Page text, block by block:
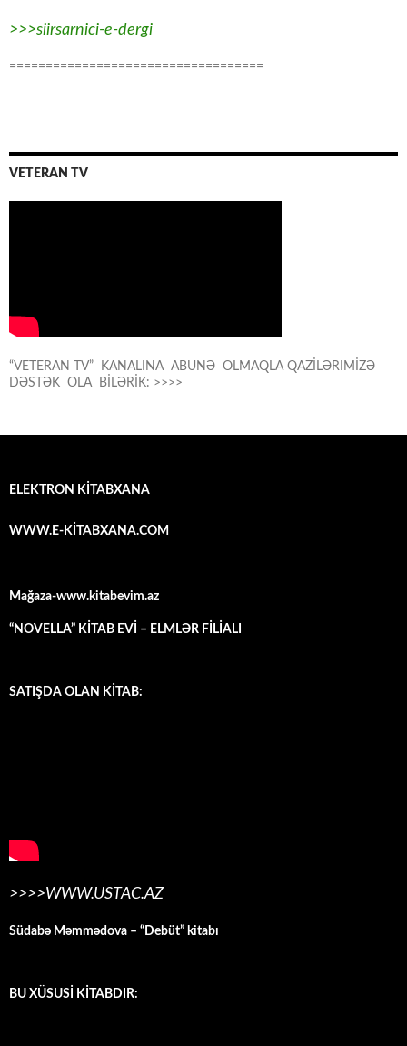
>>>siirsarnici-e-dergi
===================================
VETERAN TV
“VETERAN TV” KANALINA ABUNƏ OLMAQLA QAZİLƏRIMİZƏ
DƏSTƏK OLA BİLƏRİK: >>>>
ELEKTRON KİTABXANA
WWW.E-KİTABXANA.COM
Mağaza-www.kitabevim.az
“NOVELLA” KİTAB EVİ – ELMLƏR FİLİALI
SATIŞDA OLAN KİTAB:
>>>>WWW.USTAC.AZ
Südabə Məmmədova – “Debüt” kitabı
BU XÜSUSİ KİTABDIR: